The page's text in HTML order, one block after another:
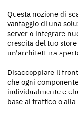
Questa nozione di
vantaggio di una
server o integrare
crescita del tuo
un'architettura
Disaccoppiare il
che ogni
individualmente e
base al traffico o alla